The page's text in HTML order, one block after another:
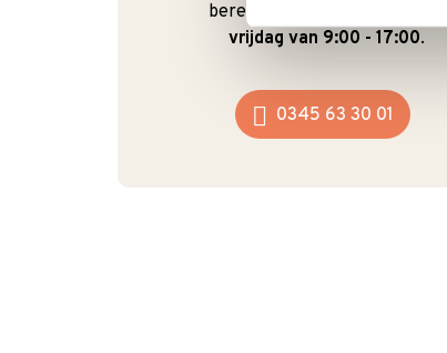
bereikbaar van
vrijdag van 9:00 - 17:00.
0345 63 30 01